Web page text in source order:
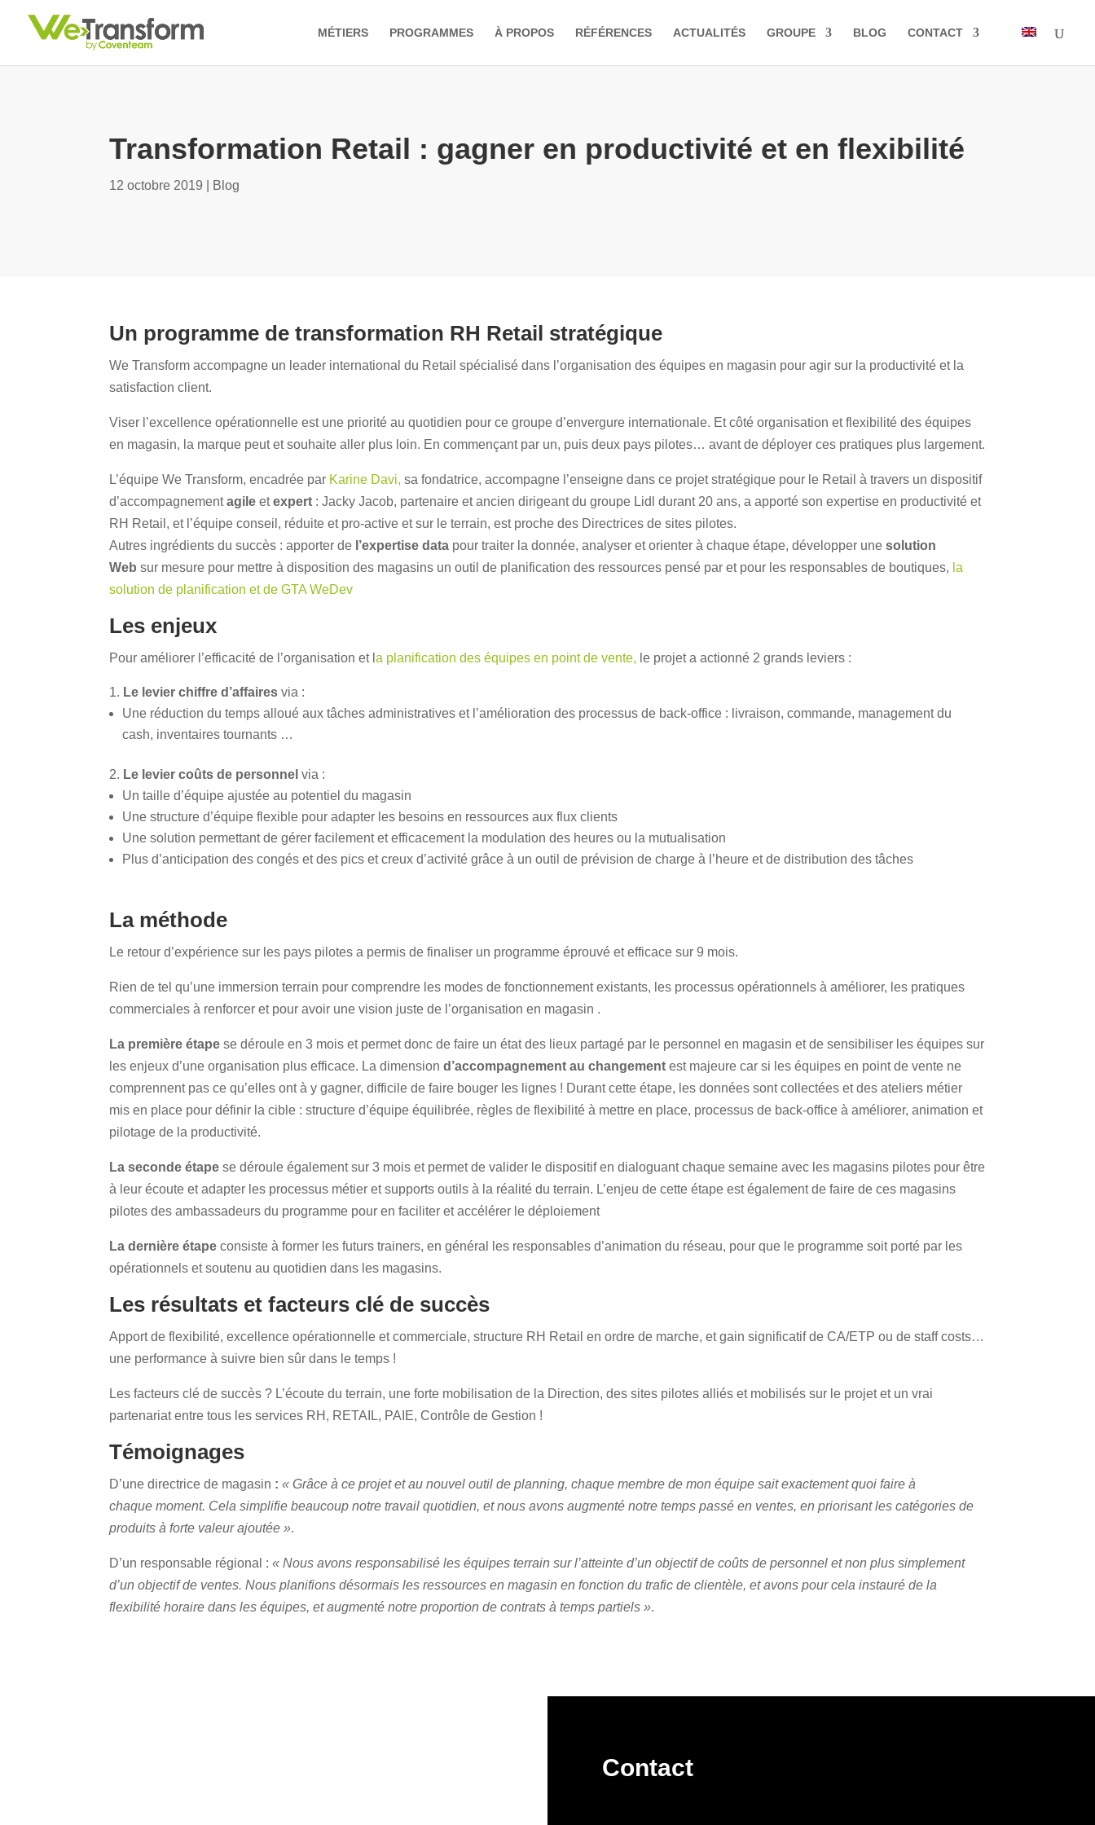
MÉTIERS PROGRAMMES À PROPOS RÉFÉRENCES ACTUALITÉS GROUPE BLOG CONTACT
Transformation Retail : gagner en productivité et en flexibilité
12 octobre 2019 Blog
Un programme de transformation RH Retail stratégique
We Transform accompagne un leader international du Retail spécialisé dans l’organisation des équipes en magasin pour agir sur la productivité et la
satisfaction client.
Viser l’excellence opérationnelle est une priorité au quotidien pour ce groupe d’envergure internationale. Et côté organisation et flexibilité des équipes
en magasin, la marque peut et souhaite aller plus loin. En commençant par un, puis deux pays pilotes… avant de déployer ces pratiques plus largement.
L’équipe We Transform, encadrée par Karine Davi, sa fondatrice, accompagne l’enseigne dans ce projet stratégique pour le Retail à travers un dispositif
d’accompagnementagile etexpert : Jacky Jacob, partenaire et ancien dirigeant du groupe Lidl durant 20 ans, a apporté son expertise en productivité et
RH Retail, et l’équipe conseil, réduite et pro-active et sur le terrain, est proche des Directrices de sites pilotes.
Autres ingrédients du succès : apporter de l’expertise data pour traiter la donnée, analyser et orienter à chaque étape, développer unesolution
Web sur mesure pour mettre à disposition des magasins un outil de planification des ressources pensé par et pour les responsables de boutiques, la
solution de planification et de GTA WeDev
Les enjeux
Pour améliorer l’efficacité de l’organisation et la planification des équipes en point de vente, le projet a actionné 2 grands leviers :
Le levier chiffre d’affaires via :
Une réduction du temps alloué aux tâches administratives et l’amélioration des processus de back-office : livraison, commande, management du
cash, inventaires tournants …
Le levier coûts de personnelvia :
Un taille d’équipe ajustée au potentiel du magasin
Une structure d’équipe flexible pour adapter les besoins en ressources aux flux clients
Une solution permettant de gérer facilement et efficacement la modulation des heures ou la mutualisation
Plus d’anticipation des congés et des pics et creux d’activité grâce à un outil de prévision de charge à l’heure et de distribution des tâches
La méthode
Le retour d’expérience sur les pays pilotes a permis de finaliser un programme éprouvé et efficace sur 9 mois.
Rien de tel qu’une immersion terrain pour comprendre les modes de fonctionnement existants, les processus opérationnels à améliorer, les pratiques
commerciales à renforcer et pour avoir une vision juste de l’organisation en magasin .
La première étape se déroule en 3 mois et permet donc de faire un état des lieux partagé par le personnel en magasin et de sensibiliser les équipes sur
les enjeux d’une organisation plus efficace. La dimensiond’accompagnement au changement est majeure car si les équipes en point de vente ne
comprennent pas ce qu’elles ont à y gagner, difficile de faire bouger les lignes ! Durant cette étape, les données sont collectées et des ateliers métier
mis en place pour définir la cible : structure d’équipe équilibrée, règles de flexibilité à mettre en place, processus de back-office à améliorer, animation et
pilotage de la productivité.
La seconde étape se déroule également sur 3 mois et permet de valider le dispositif en dialoguant chaque semaine avec les magasins pilotes pour être
à leur écoute et adapter les processus métier et supports outils à la réalité du terrain. L’enjeu de cette étape est également de faire de ces magasins
pilotes des ambassadeurs du programme pour en faciliter et accélérer le déploiement
La dernière étape consiste à former les futurs trainers, en général les responsables d’animation du réseau, pour que le programme soit porté par les
opérationnels et soutenu au quotidien dans les magasins.
Les résultats et facteurs clé de succès
Apport de flexibilité, excellence opérationnelle et commerciale, structure RH Retail en ordre de marche, et gain significatif de CA/ETP ou de staff costs…
une performance à suivre bien sûr dans le temps !
Les facteurs clé de succès ? L’écoute du terrain, une forte mobilisation de la Direction, des sites pilotes alliés et mobilisés sur le projet et un vrai
partenariat entre tous les services RH, RETAIL, PAIE, Contrôle de Gestion !
Témoignages
D’une directrice de magasin :« Grâce à ce projet et au nouvel outil de planning, chaque membre de mon équipe sait exactement quoi faire à
chaque moment. Cela simplifie beaucoup notre travail quotidien, et nous avons augmenté notre temps passé en ventes, en priorisant les catégories de
produits à forte valeur ajoutée ».
D’un responsable régional :« Nous avons responsabilisé les équipes terrain sur l’atteinte d’un objectif de coûts de personnel et non plus simplement
d’un objectif de ventes. Nous planifions désormais les ressources en magasin en fonction du trafic de clientèle, et avons pour cela instauré de la
flexibilité horaire dans les équipes, et augmenté notre proportion de contrats à temps partiels ».
Contact